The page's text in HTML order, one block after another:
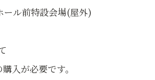
ール前特設会場(屋外)
入が必要です。